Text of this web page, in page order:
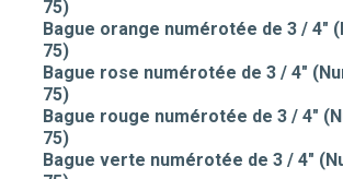
75)
Bague orange numérotée de 3 / 4"
75)
Bague rose numérotée de 3 / 4"
75)
Bague rouge numérotée de 3 / 4"
75)
Bague verte numérotée de 3 / 4"